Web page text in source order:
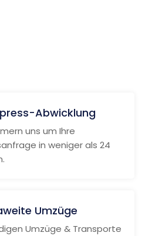
Abwicklung
uns um Ihre
in weniger als 24
Umzüge
Umzüge & Transporte